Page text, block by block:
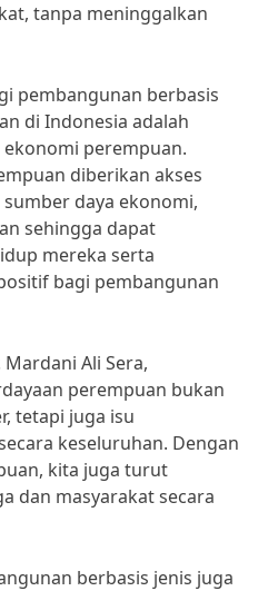
tanpa meninggalkan
pembangunan berbasis
di Indonesia adalah
perempuan.
diberikan akses
daya ekonomi,
sehingga dapat
mereka serta
bagi pembangunan
Ali Sera,
perempuan bukan
tetapi juga isu
keseluruhan. Dengan
kita juga turut
dan masyarakat secara
berbasis jenis juga